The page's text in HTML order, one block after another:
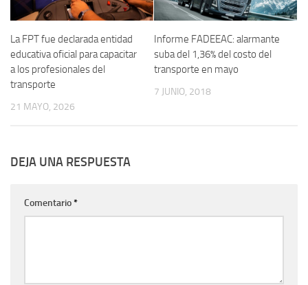
La FPT fue declarada entidad
educativa oficial para capacitar
a los profesionales del
transporte
21 MAYO, 2026
Informe FADEEAC: alarmante
suba del 1,36% del costo del
transporte en mayo
7 JUNIO, 2018
DEJA UNA RESPUESTA
Comentario*